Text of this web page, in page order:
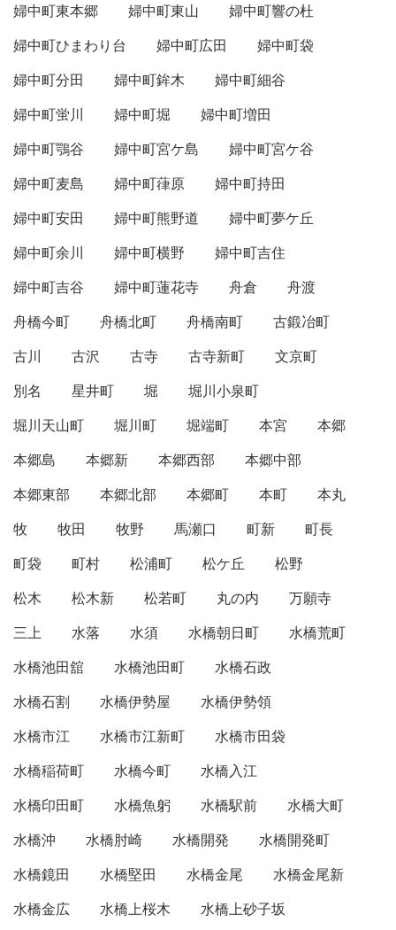
婦中町東本郷
婦中町東山
婦中町響の杜
婦中町ひまわり台
婦中町広田
婦中町袋
婦中町分田
婦中町鉾木
婦中町細谷
婦中町蛍川
婦中町堀
婦中町増田
婦中町鶚谷
婦中町宮ケ島
婦中町宮ケ谷
婦中町麦島
婦中町葎原
婦中町持田
婦中町安田
婦中町熊野道
婦中町夢ケ丘
婦中町余川
婦中町横野
婦中町吉住
婦中町吉谷
婦中町蓮花寺 舟倉
舟渡
舟橋今町
舟橋北町 舟橋南町
古鍛冶町
古川
古沢 古寺 古寺新町
文京町
別名
星井町 堀
堀川小泉町
堀川天山町
堀川町 堀端町 本宮
本郷
本郷島
本郷新 本郷西部
本郷中部
本郷東部
本郷北部 本郷町 本町
本丸
牧
牧田 牧野 馬瀬口 町新
町長
町袋
町村 松浦町 松ケ丘
松野
松木
松木新 松若町 丸の内
万願寺
三上
水落 水須 水橋朝日町
水橋荒町
水橋池田舘
水橋池田町
水橋石政
水橋石割
水橋伊勢屋
水橋伊勢領
水橋市江
水橋市江新町
水橋市田袋
水橋稲荷町
水橋今町
水橋入江
水橋印田町
水橋魚躬 水橋駅前
水橋大町
水橋沖
水橋肘崎 水橋開発
水橋開発町
水橋鏡田
水橋堅田 水橋金尾
水橋金尾新
水橋金広
水橋上桜木
水橋上砂子坂